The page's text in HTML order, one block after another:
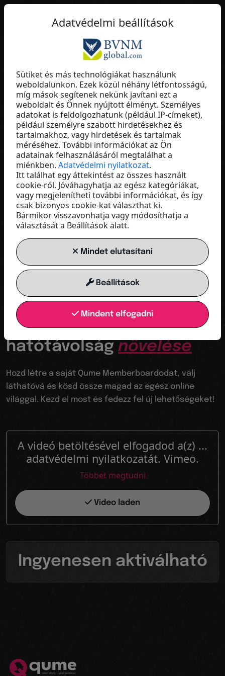
Thomas Breitschmid
ALEONN
Switzerland
MOST INDULJON
Az ugródeszkád a digitális világba
Láthatóvá válik a
hatótávolság növelése
Hozd létre a saját Qume Memberboardodat, válj
láthatóvá és kösd össze magad az egész online
világgal. Kezd el most és fedezz fel új lehetőségeket!
A videó betöltésével elfogadod a(z) ...
adatvédelmi nyilatkozatát. Vimeo.
Többet megtudni
Video laden
Ingyenesen aktiválható
Adatvédelmi beállítások
Sütiket és más technológiákat használunk
weboldalunkon. Ezek közül néhány létfontosságú,
míg mások segítenek nekünk javítani ezt a
weboldalt és Önnek nyújtott élményt. Személyes
adatokat is feldolgozhatunk (például IP-címeket),
például személyre szabott hirdetésekhez és
tartalmakhoz, vagy hirdetések és tartalmak
méréséhez. További információkat az Ön
adatainak felhasználásáról megtalálhat a
miénkben. Adatvédelmi nyilatkozat.
Itt találhat egy áttekintést az összes használt
cookie-ról. Jóváhagyhatja az egész kategóriákat,
vagy megjelenítheti további információkat, és így
csak bizonyos cookie-kat választhat ki.
Bármikor visszavonhatja vagy módosíthatja a
választását a Beállítások alatt.
Mindet elutasítani
Beállítások
Mindent elfogadni